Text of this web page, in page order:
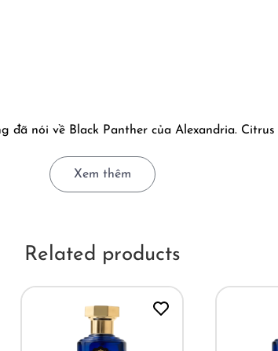
đã nói về Black Panther của Alexandria.
chai hết đầu tiên!
Xem thêm
Related products